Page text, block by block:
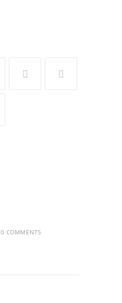
0 COMMENTS